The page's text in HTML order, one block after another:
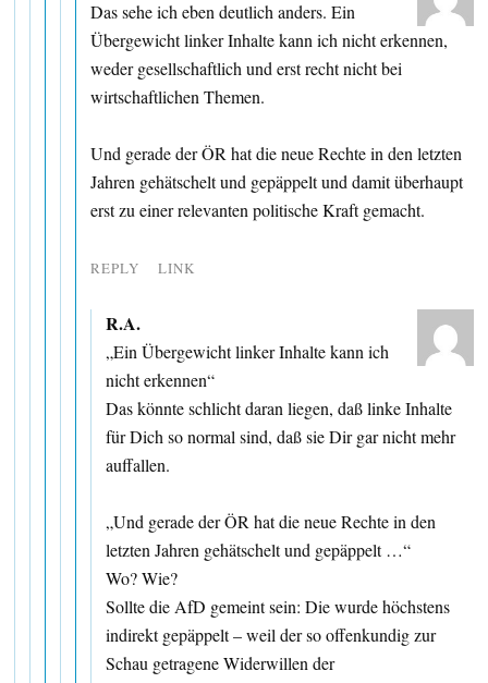
Das sehe ich eben deutlich anders. Ein
Übergewicht linker Inhalte kann ich nicht erkennen,
weder gesellschaftlich und erst recht nicht bei
wirtschaftlichen Themen.
Und gerade der ÖR hat die neue Rechte in den letzten
Jahren gehätschelt und gepäppelt und damit überhaupt
erst zu einer relevanten politische Kraft gemacht.
REPLY LINK
R.A.
„Ein Übergewicht linker Inhalte kann ich
nicht erkennen“
Das könnte schlicht daran liegen, daß linke Inhalte
für Dich so normal sind, daß sie Dir gar nicht mehr
auffallen.
„Und gerade der ÖR hat die neue Rechte in den
letzten Jahren gehätschelt und gepäppelt …“
Wo? Wie?
Sollte die AfD gemeint sein: Die wurde höchstens
indirekt gepäppelt – weil der so offenkundig zur
Schau getragene Widerwillen der